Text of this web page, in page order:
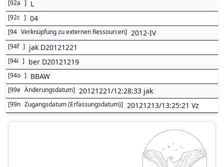
[92a ] L
[92c ] 04
[94 Verknüpfung zu externen Ressourcen] 2012-IV
[94f ] jak D20121221
[94i ] ber D20121219
[94o ] BBAW
[99e Änderungsdatum] 20121221/12:28:33 jak
[99n Zugangsdatum (Erfassungsdatum)] 20121213/13:25:21 Vz